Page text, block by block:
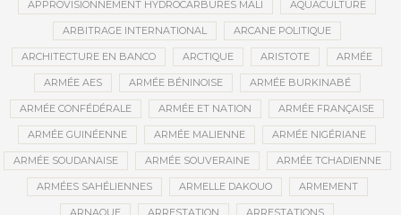
APPROVISIONNEMENT HYDROCARBURES MALI AQUACULTURE
ARBITRAGE INTERNATIONAL ARCANE POLITIQUE
ARCHITECTURE EN BANCO ARCTIQUE ARISTOTE ARMÉE
ARMÉE AES ARMÉE BÉNINOISE ARMÉE BURKINABÉ
ARMÉE CONFÉDÉRALE ARMÉE ET NATION ARMÉE FRANÇAISE
ARMÉE GUINÉENNE ARMÉE MALIENNE ARMÉE NIGÉRIANE
ARMÉE SOUDANAISE ARMÉE SOUVERAINE ARMÉE TCHADIENNE
ARMÉES SAHÉLIENNES ARMELLE DAKOUO ARMEMENT
ARNAQUE ARRESTATION ARRESTATIONS